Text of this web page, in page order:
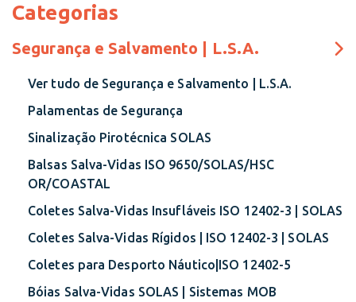
Categorias
Segurança e Salvamento | L.S.A.
Ver tudo de Segurança e Salvamento | L.S.A.
Palamentas de Segurança
Sinalização Pirotécnica SOLAS
Balsas Salva-Vidas ISO 9650/SOLAS/HSC
OR/COASTAL
Coletes Salva-Vidas Insufláveis ISO 12402-3 | SOLAS
Coletes Salva-Vidas Rígidos | ISO 12402-3 | SOLAS
Coletes para Desporto Náutico|ISO 12402-5
Bóias Salva-Vidas SOLAS | Sistemas MOB